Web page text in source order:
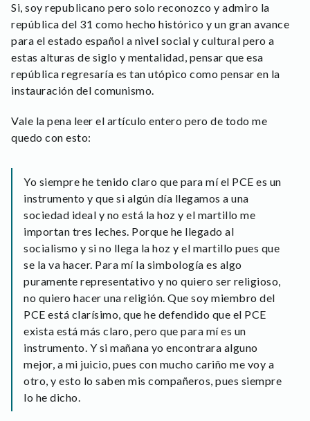
Si, soy republicano pero solo reconozco y admiro la
república del 31 como hecho histórico y un gran avance
para el estado español a nivel social y cultural pero a
estas alturas de siglo y mentalidad, pensar que esa
república regresaría es tan utópico como pensar en la
instauración del comunismo.
Vale la pena leer el artículo entero pero de todo me
quedo con esto:
Yo siempre he tenido claro que para mí el PCE es un
instrumento y que si algún día llegamos a una
sociedad ideal y no está la hoz y el martillo me
importan tres leches. Porque he llegado al
socialismo y si no llega la hoz y el martillo pues que
se la va hacer. Para mí la simbología es algo
puramente representativo y no quiero ser religioso,
no quiero hacer una religión. Que soy miembro del
PCE está clarísimo, que he defendido que el PCE
exista está más claro, pero que para mí es un
instrumento. Y si mañana yo encontrara alguno
mejor, a mi juicio, pues con mucho cariño me voy a
otro, y esto lo saben mis compañeros, pues siempre
lo he dicho.